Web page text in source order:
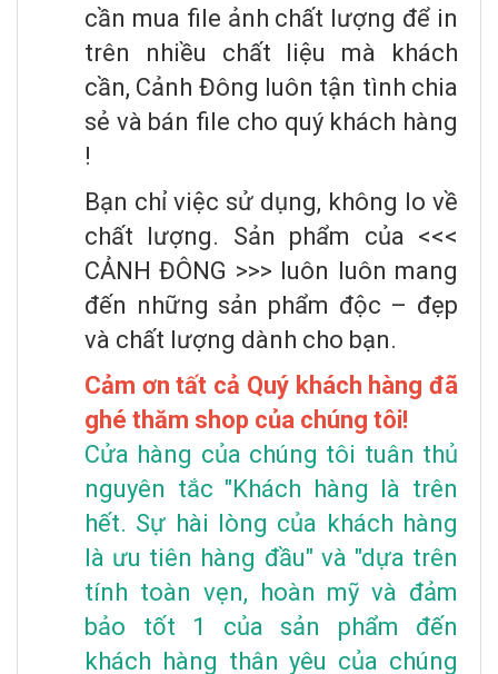
cần mua file ảnh chất lượng để in
trên nhiều chất liệu mà khách
cần, Cảnh Đông luôn tận tình chia
sẻ và bán file cho quý khách hàng
!
Bạn chỉ việc sử dụng, không lo về
chất lượng. Sản phẩm của <<<
CẢNH ĐÔNG >>> luôn luôn mang
đến những sản phẩm độc – đẹp
và chất lượng dành cho bạn.
Cảm ơn tất cả Quý khách hàng đã
ghé thăm shop của chúng tôi!
Cửa hàng của chúng tôi tuân thủ
nguyên tắc "Khách hàng là trên
hết. Sự hài lòng của khách hàng
là ưu tiên hàng đầu" và "dựa trên
tính toàn vẹn, hoàn mỹ và đảm
bảo tốt 1 của sản phẩm đến
khách hàng thân yêu của chúng